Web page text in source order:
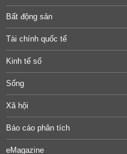
Bất động sản
Tài chính quốc tế
Kinh tế số
Sống
Xã hội
Báo cáo phân tích
eMagazine